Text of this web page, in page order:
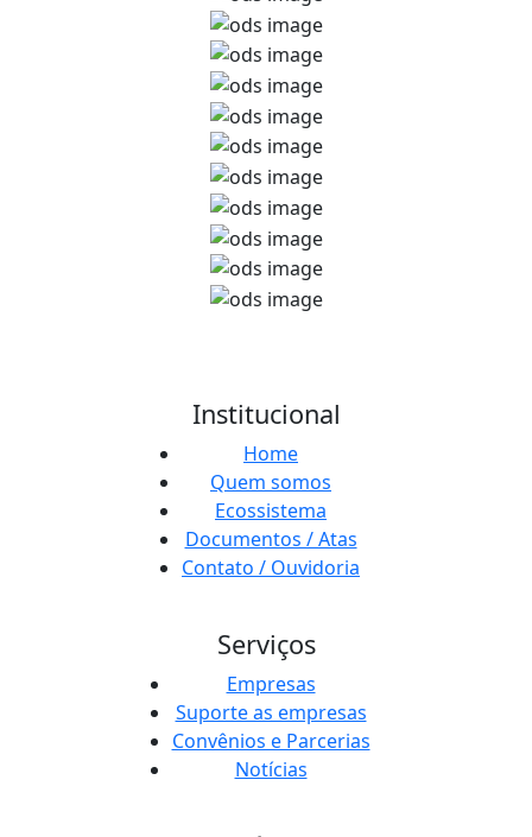
Institucional
Home
Quem somos
Ecossistema
Documentos / Atas
Contato / Ouvidoria
Serviços
Empresas
Suporte as empresas
Convênios e Parcerias
Notícias